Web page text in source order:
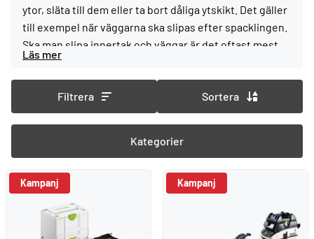
ytor, släta till dem eller ta bort dåliga ytskikt. Det gäller
till exempel när väggarna ska slipas efter spacklingen.
Ska man slipa innertak och väggar är det oftast mest
lönsamt att använda maskiner med så stor slipplatta
som möjligt för att minimera arbetstiden.
Filtrera
Sortera
Kategorier
Kampanj Kampanj